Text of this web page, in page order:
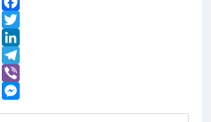
Facebook
Twitter
LinkedIn
Telegram
Viber